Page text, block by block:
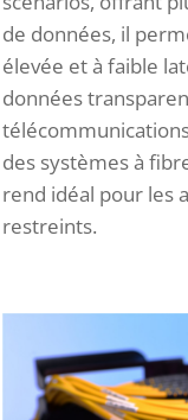
de données, il
élevée et à faible
données
des systèmes à
rend idéal pour les
restreints.